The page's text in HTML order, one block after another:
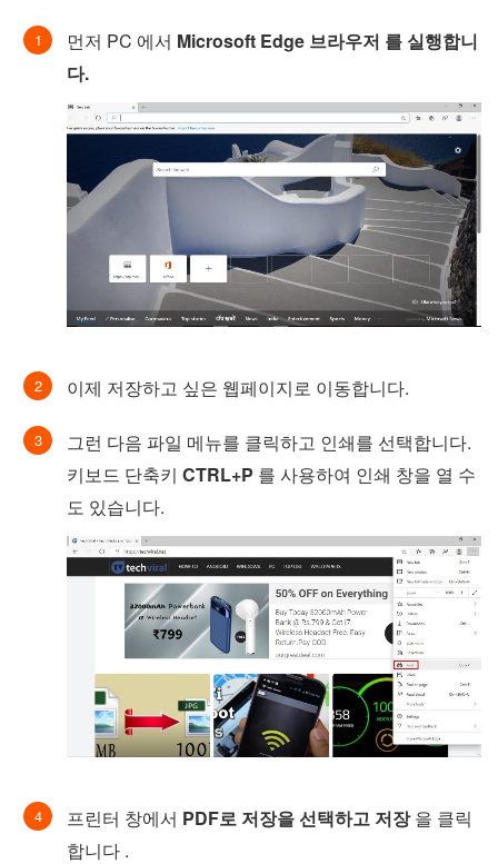
먼저 PC 에서 Microsoft Edge 브라우저 를 실행합니
다.
이제 저장하고 싶은 웹페이지로 이동합니다.
그런 다음 파일 메뉴를 클릭하고 인쇄를 선택합니다.
키보드 단축키 CTRL+P 를 사용하여 인쇄 창을 열 수
도 있습니다.
프린터 창에서 PDF로 저장을 선택하고 저장을 클릭
합니다 .